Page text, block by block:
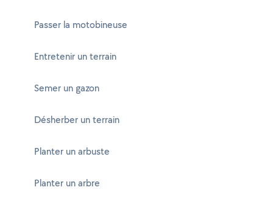
Passer la motobineuse
Entretenir un terrain
Semer un gazon
Désherber un terrain
Planter un arbuste
Planter un arbre